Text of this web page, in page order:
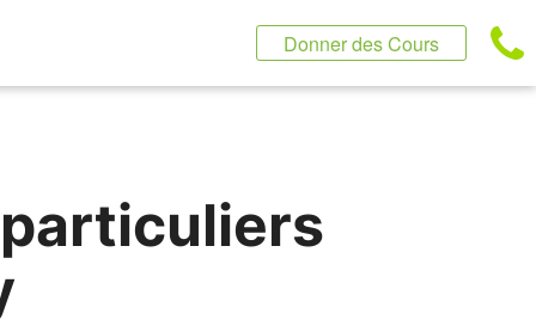
Donner des Cours